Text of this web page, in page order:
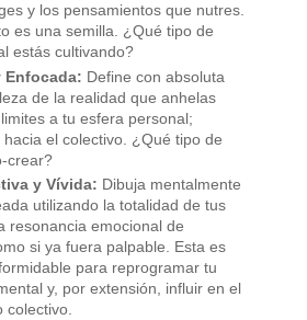
y los pensamientos que nutres.
es una semilla. ¿Qué tipo de
estás cultivando?
Enfocada: Define con absoluta
de la realidad que anhelas
a tu esfera personal;
el colectivo. ¿Qué tipo de
crear?
y Vívida: Dibuja mentalmente
utilizando la totalidad de tus
resonancia emocional de
si ya fuera palpable. Esta es
para reprogramar tu
y, por extensión, influir en el
colectivo.